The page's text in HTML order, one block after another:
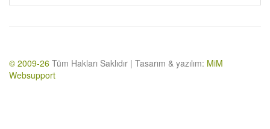
© 2009-26 Tüm Hakları Saklıdır | Tasarım & yazılım: MiM
Websupport